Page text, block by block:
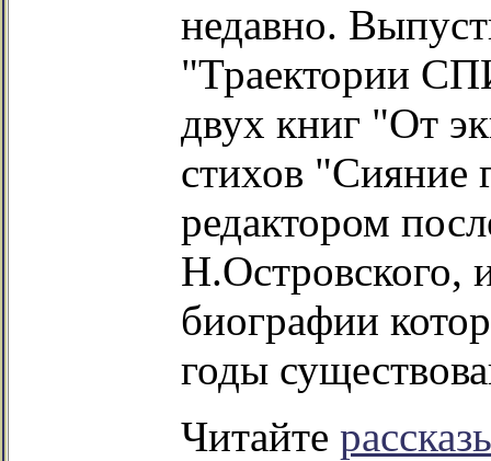
недавно.
"Траектории
двух книг "От
стихов "Сияние
редактором
Н.Островского,
биографии
годы
Читайте